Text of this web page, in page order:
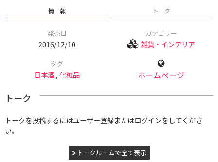
情 報 トーク
発売日
2016/12/10
カテゴリー
雑貨・インテリア
タグ
日本酒,化粧品 ホームページ
トーク
トークを投稿するにはユーザー登録またはログインをしてくださ
い。
トークルームで全て表示